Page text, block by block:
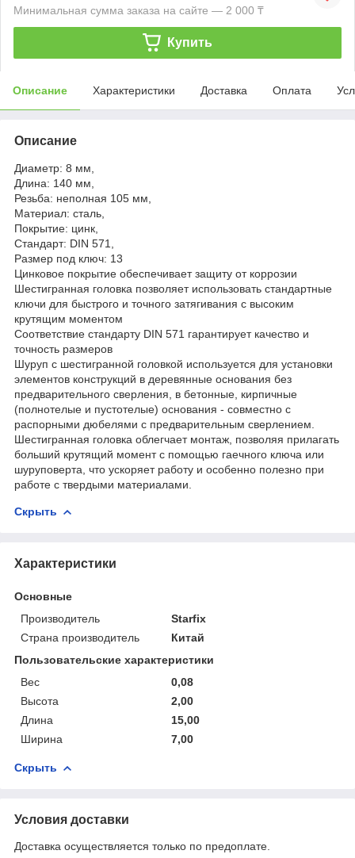
Минимальная сумма заказа на сайте — 2 000 ₸
Купить
Описание Характеристики Доставка Оплата
Описание
Диаметр: 8 мм,
Длина: 140 мм,
Резьба: неполная 105 мм,
Материал: сталь,
Покрытие: цинк,
Стандарт: DIN 571,
Размер под ключ: 13
Цинковое покрытие обеспечивает защиту от коррозии
Шестигранная головка позволяет использовать стандартные
ключи для быстрого и точного затягивания с высоким
крутящим моментом
Соответствие стандарту DIN 571 гарантирует качество и
точность размеров
Шуруп с шестигранной головкой используется для установки
элементов конструкций в деревянные основания без
предварительного сверления, в бетонные, кирпичные
(полнотелые и пустотелые) основания - совместно с
распорными дюбелями с предварительным сверлением.
Шестигранная головка облегчает монтаж, позволяя прилагать
больший крутящий момент с помощью гаечного ключа или
шуруповерта, что ускоряет работу и особенно полезно при
работе с твердыми материалами.
Скрыть
Характеристики
Основные
Производитель
Starfix
Страна производитель
Китай
Пользовательские характеристики
Вес
0,08
Высота
2,00
Длина
15,00
Ширина
7,00
Скрыть
Условия доставки
Доставка осуществляется только по предоплате.